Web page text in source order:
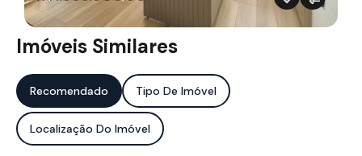
Imóveis Similares
Recomendado Tipo De Imóvel
Localização Do Imóvel